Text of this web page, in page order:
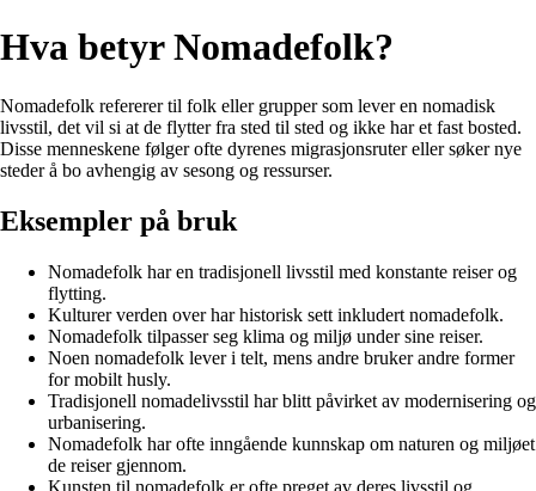
Hva betyr Nomadefolk?
Nomadefolk refererer til folk eller grupper som lever en nomadisk
livsstil, det vil si at de flytter fra sted til sted og ikke har et fast bosted.
Disse menneskene følger ofte dyrenes migrasjonsruter eller søker nye
steder å bo avhengig av sesong og ressurser.
Eksempler på bruk
Nomadefolk har en tradisjonell livsstil med konstante reiser og
flytting.
Kulturer verden over har historisk sett inkludert nomadefolk.
Nomadefolk tilpasser seg klima og miljø under sine reiser.
Noen nomadefolk lever i telt, mens andre bruker andre former
for mobilt husly.
Tradisjonell nomadelivsstil har blitt påvirket av modernisering og
urbanisering.
Nomadefolk har ofte inngående kunnskap om naturen og miljøet
de reiser gjennom.
Kunsten til nomadefolk er ofte preget av deres livsstil og